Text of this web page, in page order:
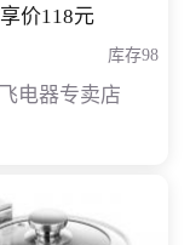
价118元
库存98
电器专卖店